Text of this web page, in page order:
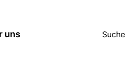
uns